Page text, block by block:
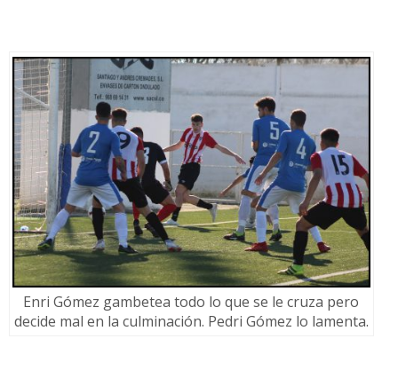
Enri Gómez gambetea todo lo que se le cruza pero
decide mal en la culminación. Pedri Gómez lo lamenta.